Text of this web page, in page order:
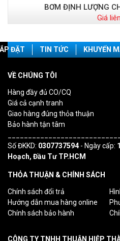
BƠM ĐỊNH LƯỢNG
Giá
ĐẶT TIN TỨC KHUYẾN
VỀ CHÚNG TÔI
Hàng đầy đủ CO/CQ
Giá cả cạnh tranh
Giao hàng đúng thỏa thuận
Bảo hành tận tâm
Số ĐKKD: 0307737594- Ngày cấp:
Hoạch, Đầu Tư TP.HCM
THỎA THUẬN & CHÍNH SÁCH
Chính sách đổi trả
Hướng dẫn mua hàng online
Chính sách bảo hành
CÔNG TY TNHH THUẬN HIỆP